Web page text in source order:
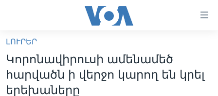
հիմնական
բովանդակությանը
անցնել
հիմնական
բովանդակությանը
ԼՈՒՐԵՐ
ՍՓՅՈՒՌՔ
ԼՈՒՐԵՐ
Կորոնավիրուսի ամենամեծ
հարվածն ի վերջո կարող են կրել
երեխաները